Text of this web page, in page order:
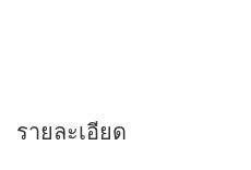
รายละเอียด